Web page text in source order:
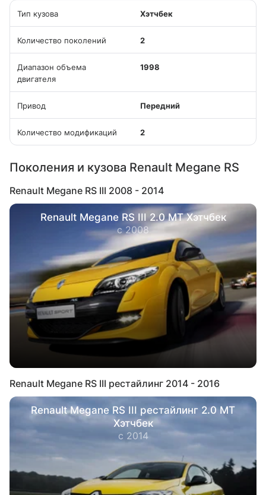
Тип кузова Хэтчбек
Количество поколений 2
Диапазон объема
двигателя
1998
Привод Передний
Количество модификаций 2
Поколения и кузова Renault Megane RS
Renault Megane RS III 2008 - 2014
Renault Megane RS III 2.0 MT Хэтчбек
с 2008
Renault Megane RS III рестайлинг 2014 - 2016
Renault Megane RS III рестайлинг 2.0 MT
Хэтчбек
с 2014